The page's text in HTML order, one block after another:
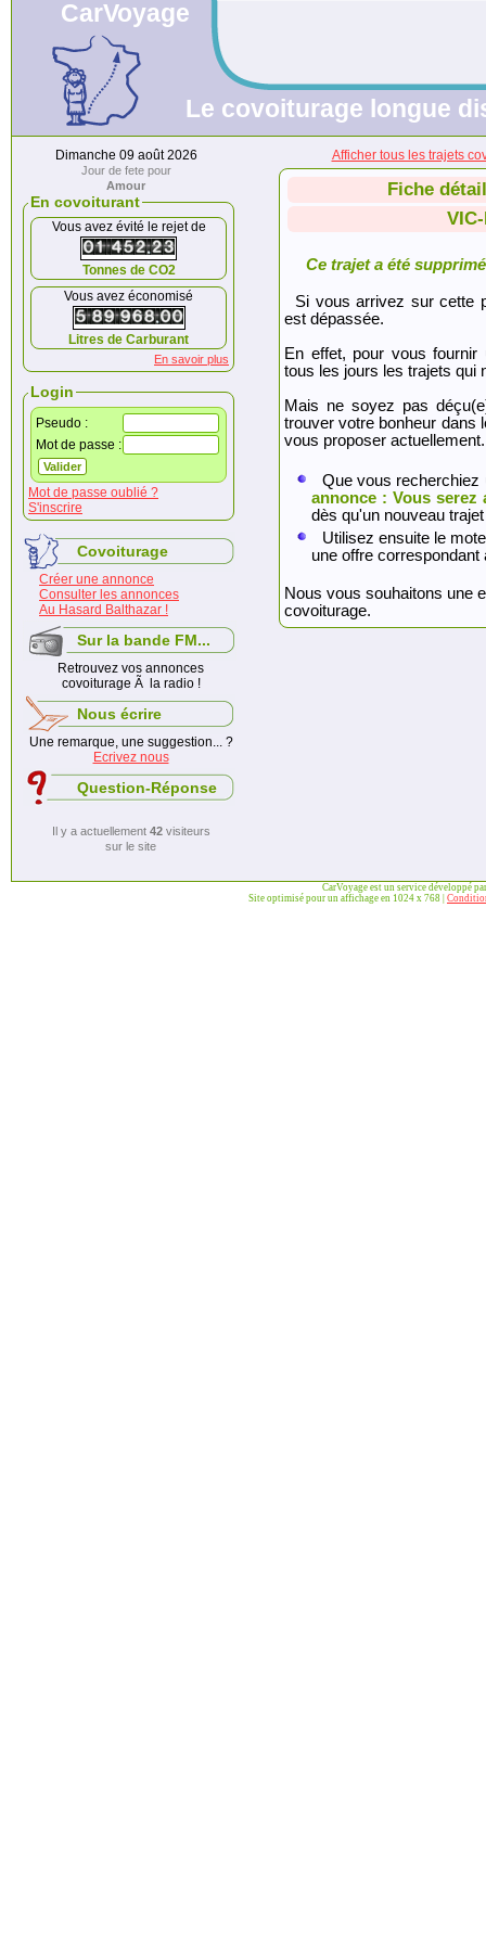
CarVoyage
Le covoiturage longue
Dimanche 09 août 2026
Jour de fete pour
Amour
En covoiturant
Vous avez évité le rejet de
Tonnes de CO2
Vous avez économisé
Litres de Carburant
En savoir plus
Login
Pseudo :
Mot de passe :
Mot de passe oublié ?
S'inscrire
Covoiturage
Créer une annonce
Consulter les annonces
Au Hasard Balthazar !
Sur la bande FM...
Retrouvez vos annonces
covoiturage Ã la radio !
Nous écrire
Une remarque, une suggestion... ?
Ecrivez nous
Question-Réponse
Il y a actuellement 42visiteurs
sur le site
Afficher tous les trajets
Fiche
Ce trajet a été
Si vous arrivez sur cette
est dépassée.
En effet, pour vous fournir
tous les jours les trajets qui
Mais ne soyez pas
trouver votre bonheur dans
vous proposer actuellement.
Que vous
annonce : Vous serez
dès qu'un nouveau
Utilisez ensuite le
une offre
Nous vous souhaitons une
covoiturage.
CarVoyage est un service développé
Site optimisé pour un affichage en 1024 x 768 |